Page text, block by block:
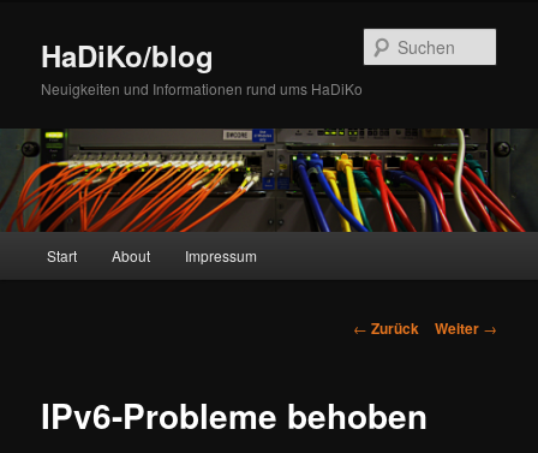
wechselnHaDiKo/blog
Neuigkeiten und Informationen rund ums HaDiKo
Start About Impressum
Beitrags-
← Zurück Weiter →
IPv6-Probleme behoben